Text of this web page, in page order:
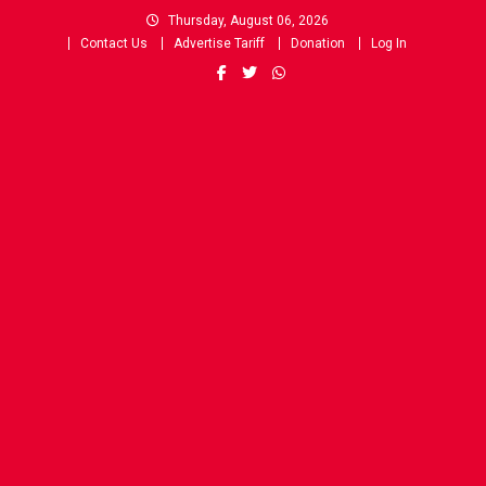
Thursday, August 06, 2026
Contact Us
Advertise Tariff Donation Log In